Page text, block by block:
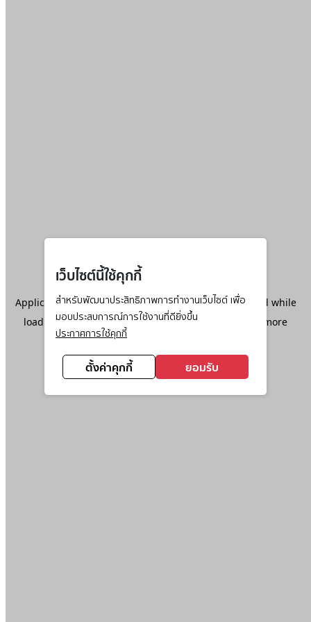
เว็บไซต์นี้ใช้คุกกี้
สำหรับพัฒนาประสิทธิภาพการทำงานเว็บไซต์ เพื่อ
มอบประสบการณ์การใช้งานที่ดียิ่งขึ้น
ประกาศการใช้คุกกี้
ตั้งค่าคุกกี้ ยอมรับ
Application error: aclient-side exception has occurred while
loadingwww.ktc.co.th(see the browser console
for more
information).